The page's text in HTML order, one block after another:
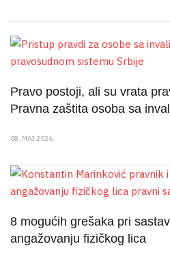
Pravo postoji, ali su vrata
Pravna zaštita osoba sa
08. MAJ 2026.
8 mogućih grešaka pri
angažovanju fizičkog lica